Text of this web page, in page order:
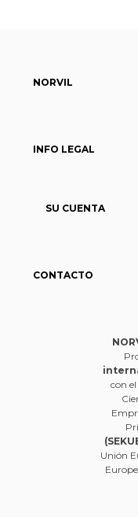
NORVIL
INFO LEGAL
SU CUENTA
CONTACTO
con
Unión